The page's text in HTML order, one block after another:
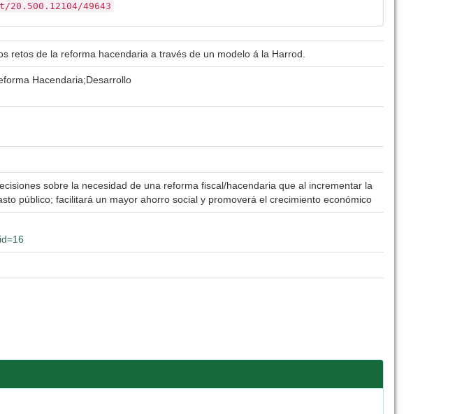
49643
retos de la reforma hacendaria a través de un modelo á la Harrod.
Hacendaria;Desarrollo
sobre la necesidad de una reforma fiscal/hacendaria que al incrementar la
público; facilitará un mayor ahorro social y promoverá el crecimiento económico